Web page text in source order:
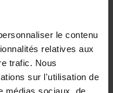
le contenu
relatives aux
trafic. Nous
sur l'utilisation de
médias sociaux, de
1 / parDeborah